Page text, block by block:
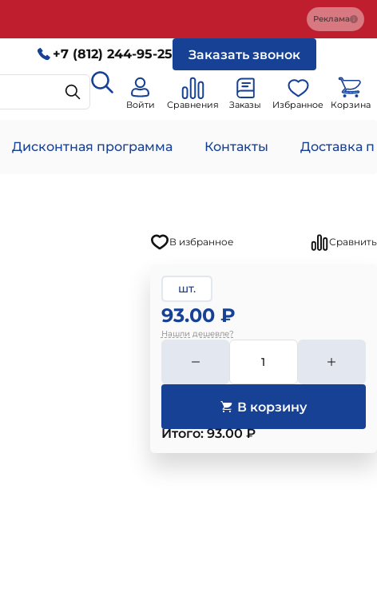
Реклама
+7 (812) 244-95-25 Заказать звонок
Войти Сравнения Заказы Избранное Корзина
Дисконтная программа Контакты Доставка
В избранное Сравнить
шт.
93.00 ₽
Нашли дешевле?
Итого: 93.00 ₽